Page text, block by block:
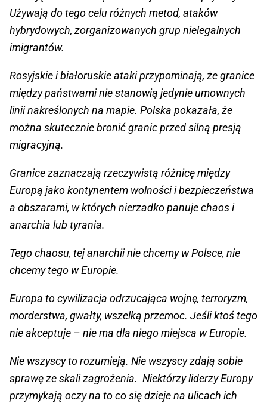
Używają do tego celu różnych metod, ataków
hybrydowych, zorganizowanych grup nielegalnych
imigrantów.
Rosyjskie i białoruskie ataki przypominają, że granice
między państwami nie stanowią jedynie umownych
linii nakreślonych na mapie. Polska pokazała, że
można skutecznie bronić granic przed silną presją
migracyjną.
Granice zaznaczają rzeczywistą różnicę między
Europą jako kontynentem wolności i bezpieczeństwa
a obszarami, w których nierzadko panuje chaos i
anarchia lub tyrania.
Tego chaosu, tej anarchii nie chcemy w Polsce, nie
chcemy tego w Europie.
Europa to cywilizacja odrzucająca wojnę, terroryzm,
morderstwa, gwałty, wszelką przemoc. Jeśli ktoś tego
nie akceptuje – nie ma dla niego miejsca w Europie.
Nie wszyscy to rozumieją. Nie wszyscy zdają sobie
sprawę ze skali zagrożenia. Niektórzy liderzy Europy
przymykają oczy na to co się dzieje na ulicach ich